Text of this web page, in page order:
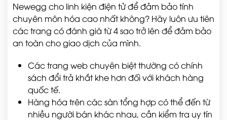
Newegg cho linh kiện điện tử để đảm bảo tính
chuyên môn hóa cao nhất không? Hãy luôn ưu tiên
các trang có đánh giá từ 4 sao trở lên để đảm bảo
an toàn cho giao dịch của mình.
Các trang web chuyên biệt thường có chính
sách đổi trả khắt khe hơn đối với khách hàng
quốc tế.
Hàng hóa trên các sàn tổng hợp có thể đến từ
nhiều người bán khác nhau, cần kiểm tra uy tín